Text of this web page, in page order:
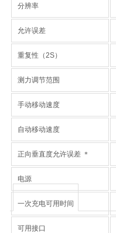
分辨率
允许误差
重复性（2S）
测力调节范围
手动移动速度
自动移动速度
正向垂直度允许误差 ＊
电源
一次充电可用时间
可用接口